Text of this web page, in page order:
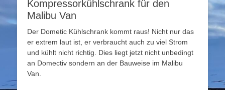
Kompressorkühlschrank für den
Malibu Van
Der Dometic Kühlschrank kommt raus! Nicht nur das
er extrem laut ist, er verbraucht auch zu viel Strom
und kühlt nicht richtig. Dies liegt jetzt nicht unbedingt
an Domectiv sondern an der Bauweise im Malibu
Van.